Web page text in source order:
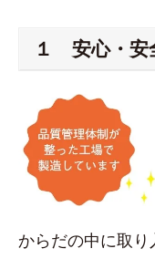
１ 安心・安
からだの中に取